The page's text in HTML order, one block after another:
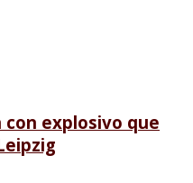
explosivo que